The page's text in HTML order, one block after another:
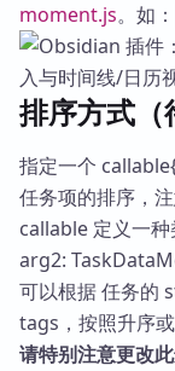
moment.js。如：
排序方式（
指定一个
任务项的排序，
callable 定义一
arg2:
可以根据 任务的
tags，按照升序
请特别注意更改